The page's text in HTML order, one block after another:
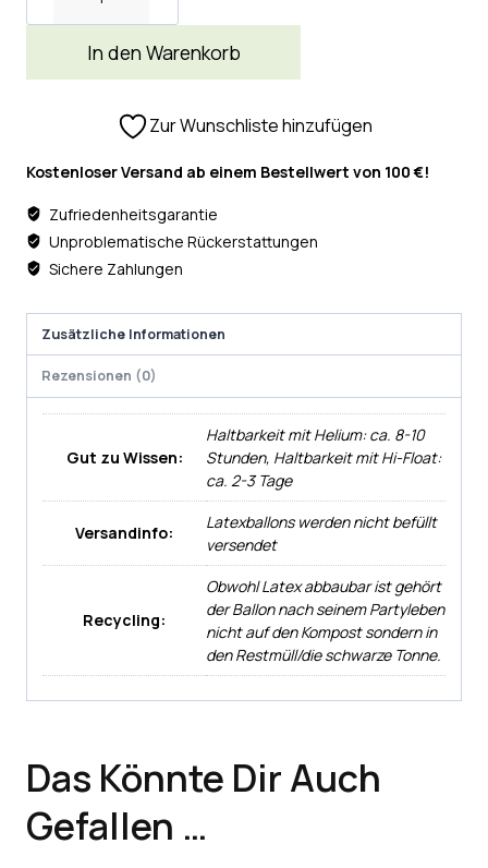
In den Warenkorb
Zur Wunschliste hinzufügen
Kostenloser Versand ab einem Bestellwert von 100 €!
Zufriedenheitsgarantie
Unproblematische Rückerstattungen
Sichere Zahlungen
Zusätzliche Informationen
Rezensionen (0)
Gut zu Wissen:
Haltbarkeit mit Helium: ca. 8-10
Stunden, Haltbarkeit mit Hi-Float:
ca. 2-3 Tage
Versandinfo:
Latexballons werden nicht befüllt
versendet
Recycling:
Obwohl Latex abbaubar ist gehört
der Ballon nach seinem Partyleben
nicht auf den Kompost sondern in
den Restmüll/die schwarze Tonne.
Das Könnte Dir Auch
Gefallen …